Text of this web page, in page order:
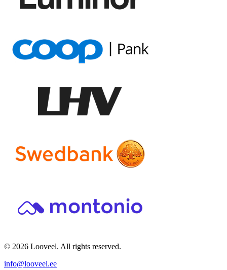
© 2026 Looveel. All rights reserved.
info@looveel.ee